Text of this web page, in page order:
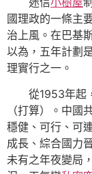
國理政的一條主
治上風。在巴基
以為，五年計劃
理實行之一。
從1953年起
（打算）。中
穩健、可行、可
成長、綜合國力
未有之年夜變局